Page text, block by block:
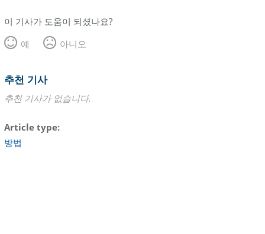
이 기사가 도움이 되셨나요?
예
아니오
추천 기사
추천 기사가 없습니다.
Article type
방법